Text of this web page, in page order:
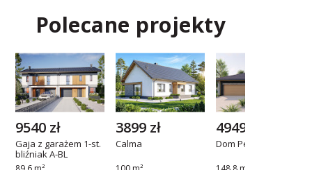
Polecane projekty
Gaja z garażem 1-st.
bliźniak A-BL
9540 zł
Calma
3899 zł
Dom Pegmatyt
4949 zł